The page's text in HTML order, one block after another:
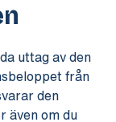
uttag av den
från
den
även om du